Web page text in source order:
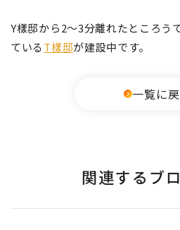
Y樣邸から2～3分離れたところう
ているT樣邸が建設中です。
一覧に
関連するブ